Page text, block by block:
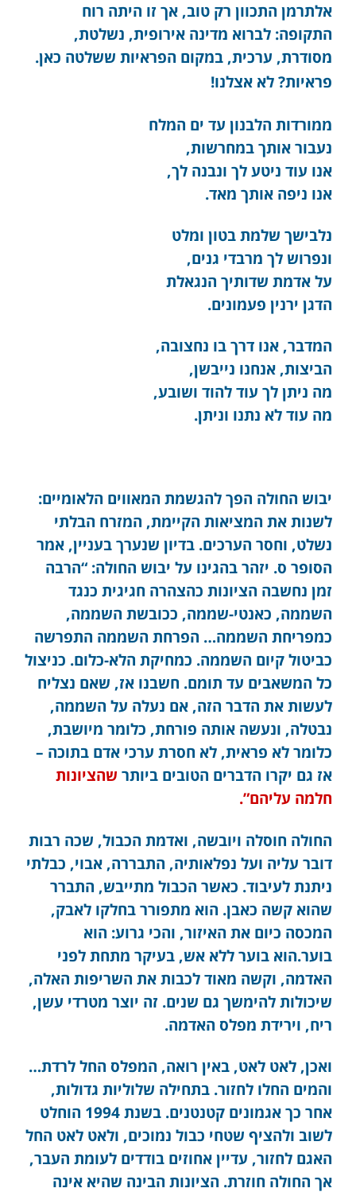
אלתרמן התכוון רק טוב, אך זו היתה רוח
התקופה: לברוא מדינה אירופית, נשלטת,
מסודרת, ערכית, במקום הפראיות ששלטה כאן.
פראיות? לא אצלנו!
ממורדות הלבנון עד ים המלח
נעבור אותך במחרשות,
אנו עוד ניטע לך ונבנה לך,
אנו ניפה אותך מאד.
נלבישך שלמת בטון ומלט
ונפרוש לך מרבדי גנים,
על אדמת שדותיך הנגאלת
הדגן ירנין פעמונים.
המדבר, אנו דרך בו נחצובה,
הביצות, אנחנו נייבשן,
מה ניתן לך עוד להוד ושובע,
מה עוד לא נתנו וניתן.
יבוש החולה הפך להגשמת המאווים הלאומיים:
לשנות את המציאות הקיימת, המזרח הבלתי
נשלט, וחסר הערכים. בדיון שנערך בעניין, אמר
הסופר ס. יזהר בהגינו על יבוש החולה: “הרבה
זמן נחשבה הציונות כהצהרה חגיגית כנגד
השממה, כאנטי-שממה, ככובשת השממה,
כמפריחת השממה… הפרחת השממה התפרשה
כביטול קיום השממה. כמחיקת הלא-כלום. כניצול
כל המשאבים עד תומם. חשבנו אז, שאם נצליח
לעשות את הדבר הזה, אם נעלה על השממה,
נבטלה, ונעשה אותה פורחת, כלומר מיושבת,
כלומר לא פראית, לא חסרת ערכי אדם בתוכה –
אז גם יקרו הדברים הטובים ביותר שהציונות
חלמה עליהם”.
החולה חוסלה ויובשה, ואדמת הכבול, שכה רבות
דובר עליה ועל נפלאותיה, התבררה, אבוי, כבלתי
ניתנת לעיבוד. כאשר הכבול מתייבש, התברר
שהוא קשה כאבן. הוא מתפורר בחלקו לאבק,
המכסה כיום את האיזור, והכי גרוע: הוא
בוער.הוא בוער ללא אש, בעיקר מתחת לפני
האדמה, וקשה מאוד לכבות את השריפות האלה,
שיכולות להימשך גם שנים. זה יוצר מטרדי עשן,
ריח, וירידת מפלס האדמה.
ואכן, לאט לאט, באין רואה, המפלס החל לרדת…
והמים החלו לחזור. בתחילה שלוליות גדולות,
אחר כך אגמונים קטנטנים. בשנת 1994 הוחלט
לשוב ולהציף שטחי כבול נמוכים, ולאט לאט החל
האגם לחזור, עדיין אחוזים בודדים לעומת העבר,
אך החולה חוזרת. הציונות הבינה שהיא אינה